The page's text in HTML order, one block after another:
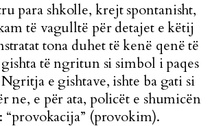
para shkolle, krejt spontanisht,
të vagulltë për detajet e këtij
tona duhet të kenë qenë të
të ngritun si simbol i paqes
e gishtave, ishte ba gati si
ne, e për ata, policët e shumicën
“provokacija” (provokim).